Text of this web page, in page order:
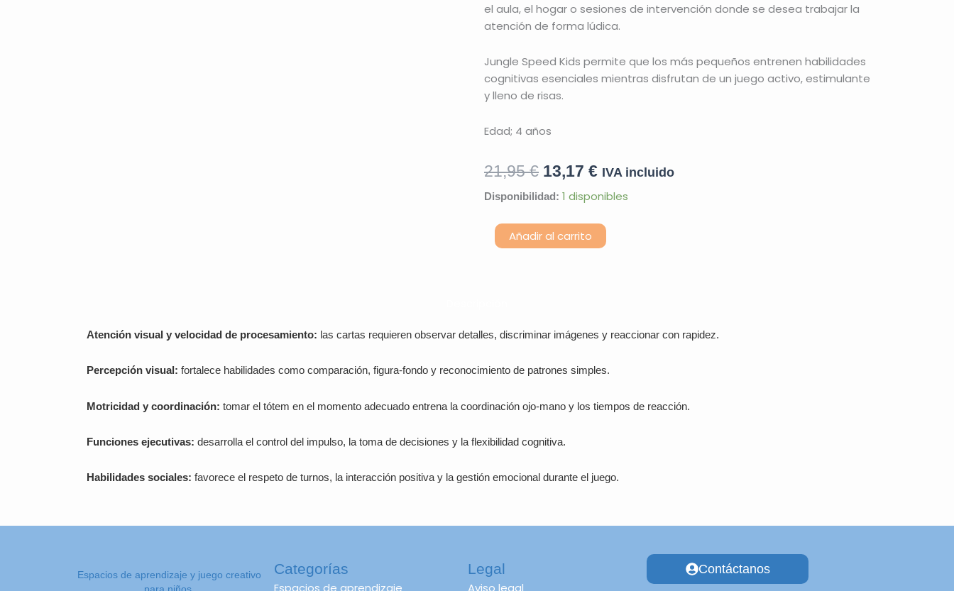
el aula, el hogar o sesiones de intervención donde se desea trabajar la
atención de forma lúdica.
Jungle Speed Kids permite que los más pequeños entrenen habilidades
cognitivas esenciales mientras disfrutan de un juego activo, estimulante
y lleno de risas.
Edad; 4 años
21,95€ El
precio
original
era:
13,17 €El
precio
actual
es:
IVA incluido
Disponibilidad: 1 disponibles
Jungle
Kids
cantidadAñadir al carrito
Atención visual y velocidad de procesamiento: las cartas requieren observar detalles, discriminar imágenes y reaccionar con rapidez.
Percepción visual: fortalece habilidades como comparación, figura-fondo y reconocimiento de patrones simples.
Motricidad y coordinación: tomar el tótem en el momento adecuado entrena la coordinación ojo-mano y los tiempos de reacción.
Funciones ejecutivas: desarrolla el control del impulso, la toma de decisiones y la flexibilidad cognitiva.
Habilidades sociales: favorece el respeto de turnos, la interacción positiva y la gestión emocional durante el juego.
Espacios de aprendizaje y juego creativo
Categorías
Espacios de aprendizaje
Legal
Aviso legal
Contáctanos